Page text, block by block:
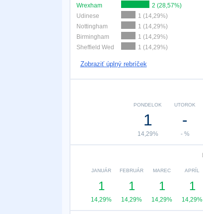
Wrexham
2 (28,57%)
Udinese
1 (14,29%)
Nottingham
1 (14,29%)
Birmingham
1 (14,29%)
Sheffield Wed
1 (14,29%)
Zobraziť úplný rebríček
PONDELOK
1
14,29%
UTOROK
-
- %
JANUÁR
1
14,29%
FEBRUÁR
1
14,29%
MAREC
1
14,29%
APRÍL
1
14,29%